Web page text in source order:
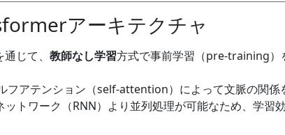
アーキテクチャ
じて、 教師なし学習方式で事前学習（pre-training）
フアテンション（self-attention）によって文脈の関係
ットワーク（RNN）より並列処理が可能なため、学習